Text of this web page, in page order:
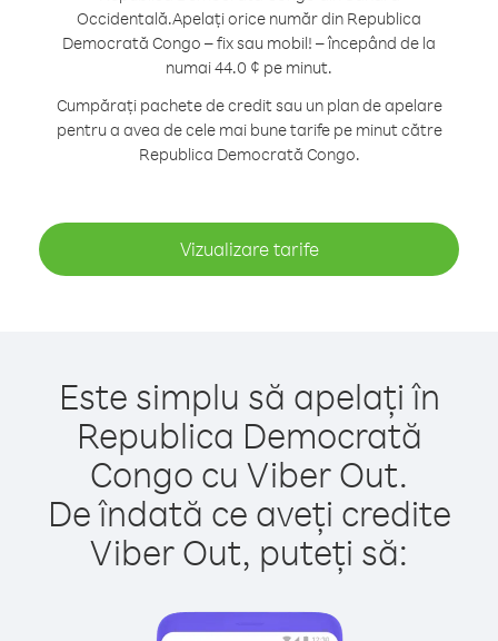
Occidentală.Apelați orice număr din Republica
Democrată Congo – fix sau mobil! – începând de la
numai 44.0 ¢ pe minut.
Cumpărați pachete de credit sau un plan de apelare
pentru a avea de cele mai bune tarife pe minut către
Republica Democrată Congo.
Vizualizare tarife
Este simplu să apelați în
Republica Democrată
Congo cu Viber Out.
De îndată ce aveți credite
Viber Out, puteți să: